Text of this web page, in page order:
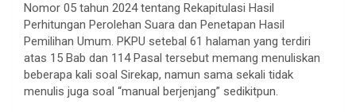
Nomor 05 tahun 2024 tentang Rekapitulasi Hasil
Perhitungan Perolehan Suara dan Penetapan Hasil
Pemilihan Umum. PKPU setebal 61 halaman yang terdiri
atas 15 Bab dan 114 Pasal tersebut memang menuliskan
beberapa kali soal Sirekap, namun sama sekali tidak
menulis juga soal “manual berjenjang” sedikitpun.